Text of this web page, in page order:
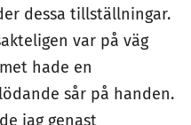
dessa tillställningar.
var på väg
hade en
sår på handen.
jag genast